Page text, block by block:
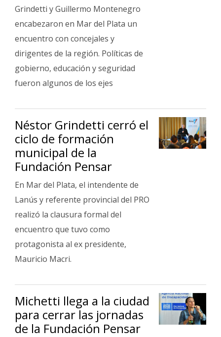
Grindetti y Guillermo Montenegro
encabezaron en Mar del Plata un
encuentro con concejales y
dirigentes de la región. Políticas de
gobierno, educación y seguridad
fueron algunos de los ejes
Néstor Grindetti cerró el
ciclo de formación
municipal de la
Fundación Pensar
En Mar del Plata, el intendente de
Lanús y referente provincial del PRO
realizó la clausura formal del
encuentro que tuvo como
protagonista al ex presidente,
Mauricio Macri.
Michetti llega a la ciudad
para cerrar las jornadas
de la Fundación Pensar